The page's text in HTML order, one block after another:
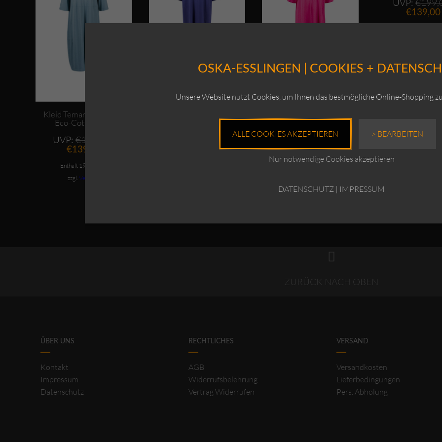
Kleid Temara / Hemp –
Eco-Cotton-Mix
UVP: €179,00
€139,00
Enthält 19% MwSt.
zzgl.Versand
Eco-Cotton-Mix
159,00 Ursprünglicher
Preis
Aktueller
Cotton-Mix
UVP:€199,00 Ursprünglicher
Preis
war:
€199,00
€139,00Aktueller
Preis
Enthält 19% MwSt.
UVP: €
€139,00
ZURÜCK NACH OBEN
ÜBER UNS
Kontakt
Impressum
Datenschutz
RECHTLICHES
AGB
Widerrufsbelehrung
Vertrag Widerrufen
VERSAND
Versandkosten
Lieferbedingungen
Pers. Abholung
OSKA-ESSLINGEN | COOKIES +
Unsere Website nutzt Cookies, um Ihnen das bestmögliche Online-Shopping
ALLE COOKIES AKZEPTIEREN > BEARBEITEN
Nur notwendige Cookies akzeptieren
DATENSCHUTZ | IMPRESSUM